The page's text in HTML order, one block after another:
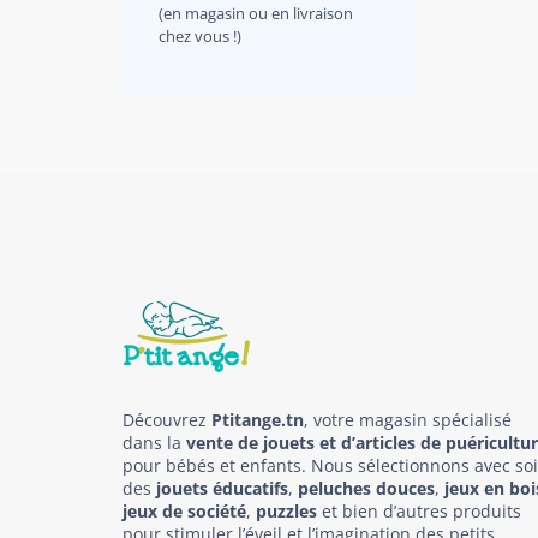
(en magasin ou en livraison
chez vous !)
Découvrez Ptitange.tn, votre magasin spécialisé
dans la vente de jouets et d’articles de
pour bébés et enfants. Nous sélectionnons avec
des jouets éducatifs, peluches douces, jeux en
jeux de société, puzzles et bien d’autres produits